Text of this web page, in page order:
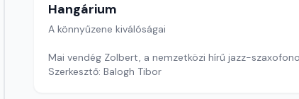
Hangárium
A könnyűzene kiválóságai
Mai vendég Zolbert, a nemzetközi hírű
Szerkesztő: Balogh Tibor